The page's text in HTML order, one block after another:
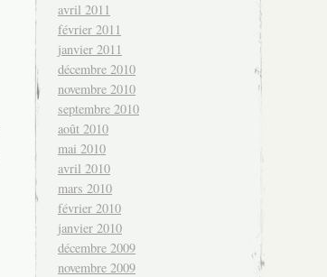
avril 2011
février 2011
janvier 2011
décembre 2010
novembre 2010
septembre 2010
août 2010
mai 2010
avril 2010
mars 2010
février 2010
janvier 2010
décembre 2009
novembre 2009